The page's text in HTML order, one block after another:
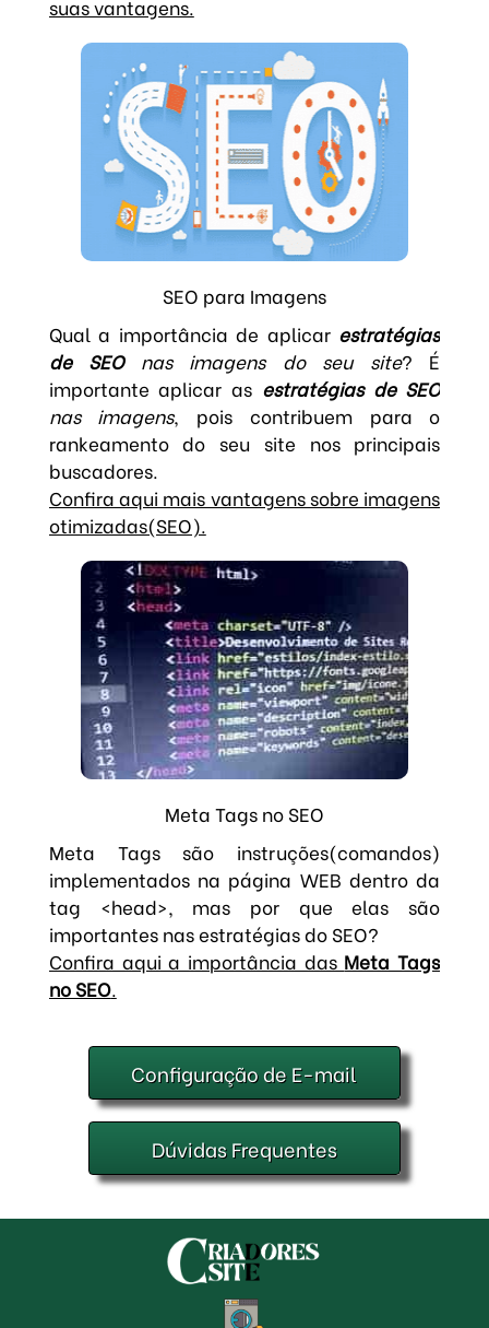
suas vantagens.
SEO para Imagens
Qual a importância de aplicar estratégias
de SEOnas imagens do seu site? É
importante aplicar as estratégias de SEO
nas imagens, pois contribuem para o
rankeamento do seu site nos principais
buscadores.
Confira aqui mais vantagens sobre imagens
otimizadas(SEO).
Meta Tags no SEO
Meta Tags são instruções(comandos)
implementados na página WEB dentro da
tag <head>, mas por que elas são
importantes nas estratégias do SEO?
Confira aqui a importância das Meta Tags
no SEO.
Configuração deE-mail
Dúvidas Frequentes